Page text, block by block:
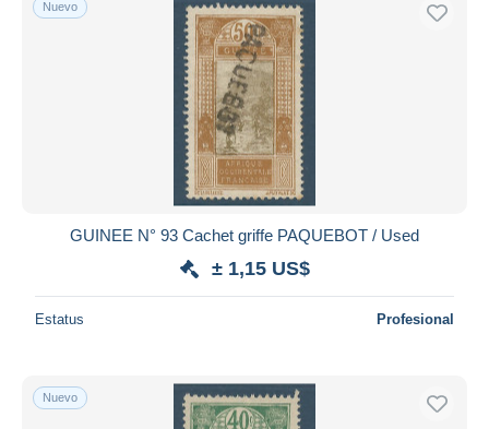
Sólo con descuento
Transferencia bancaria
Mastercard
Deseleccionar todo
Mundo entero
Nuevo
GUINEE N° 93 Cachet griffe PAQUEBOT / Used
± 1,15 US$
Estatus Profesional
Nuevo